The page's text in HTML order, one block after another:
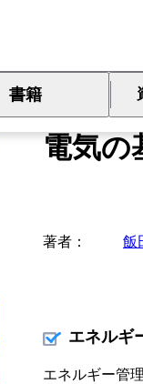
書籍
エネルギ
電気の
著者 飯
エネルギ
エネルギー管